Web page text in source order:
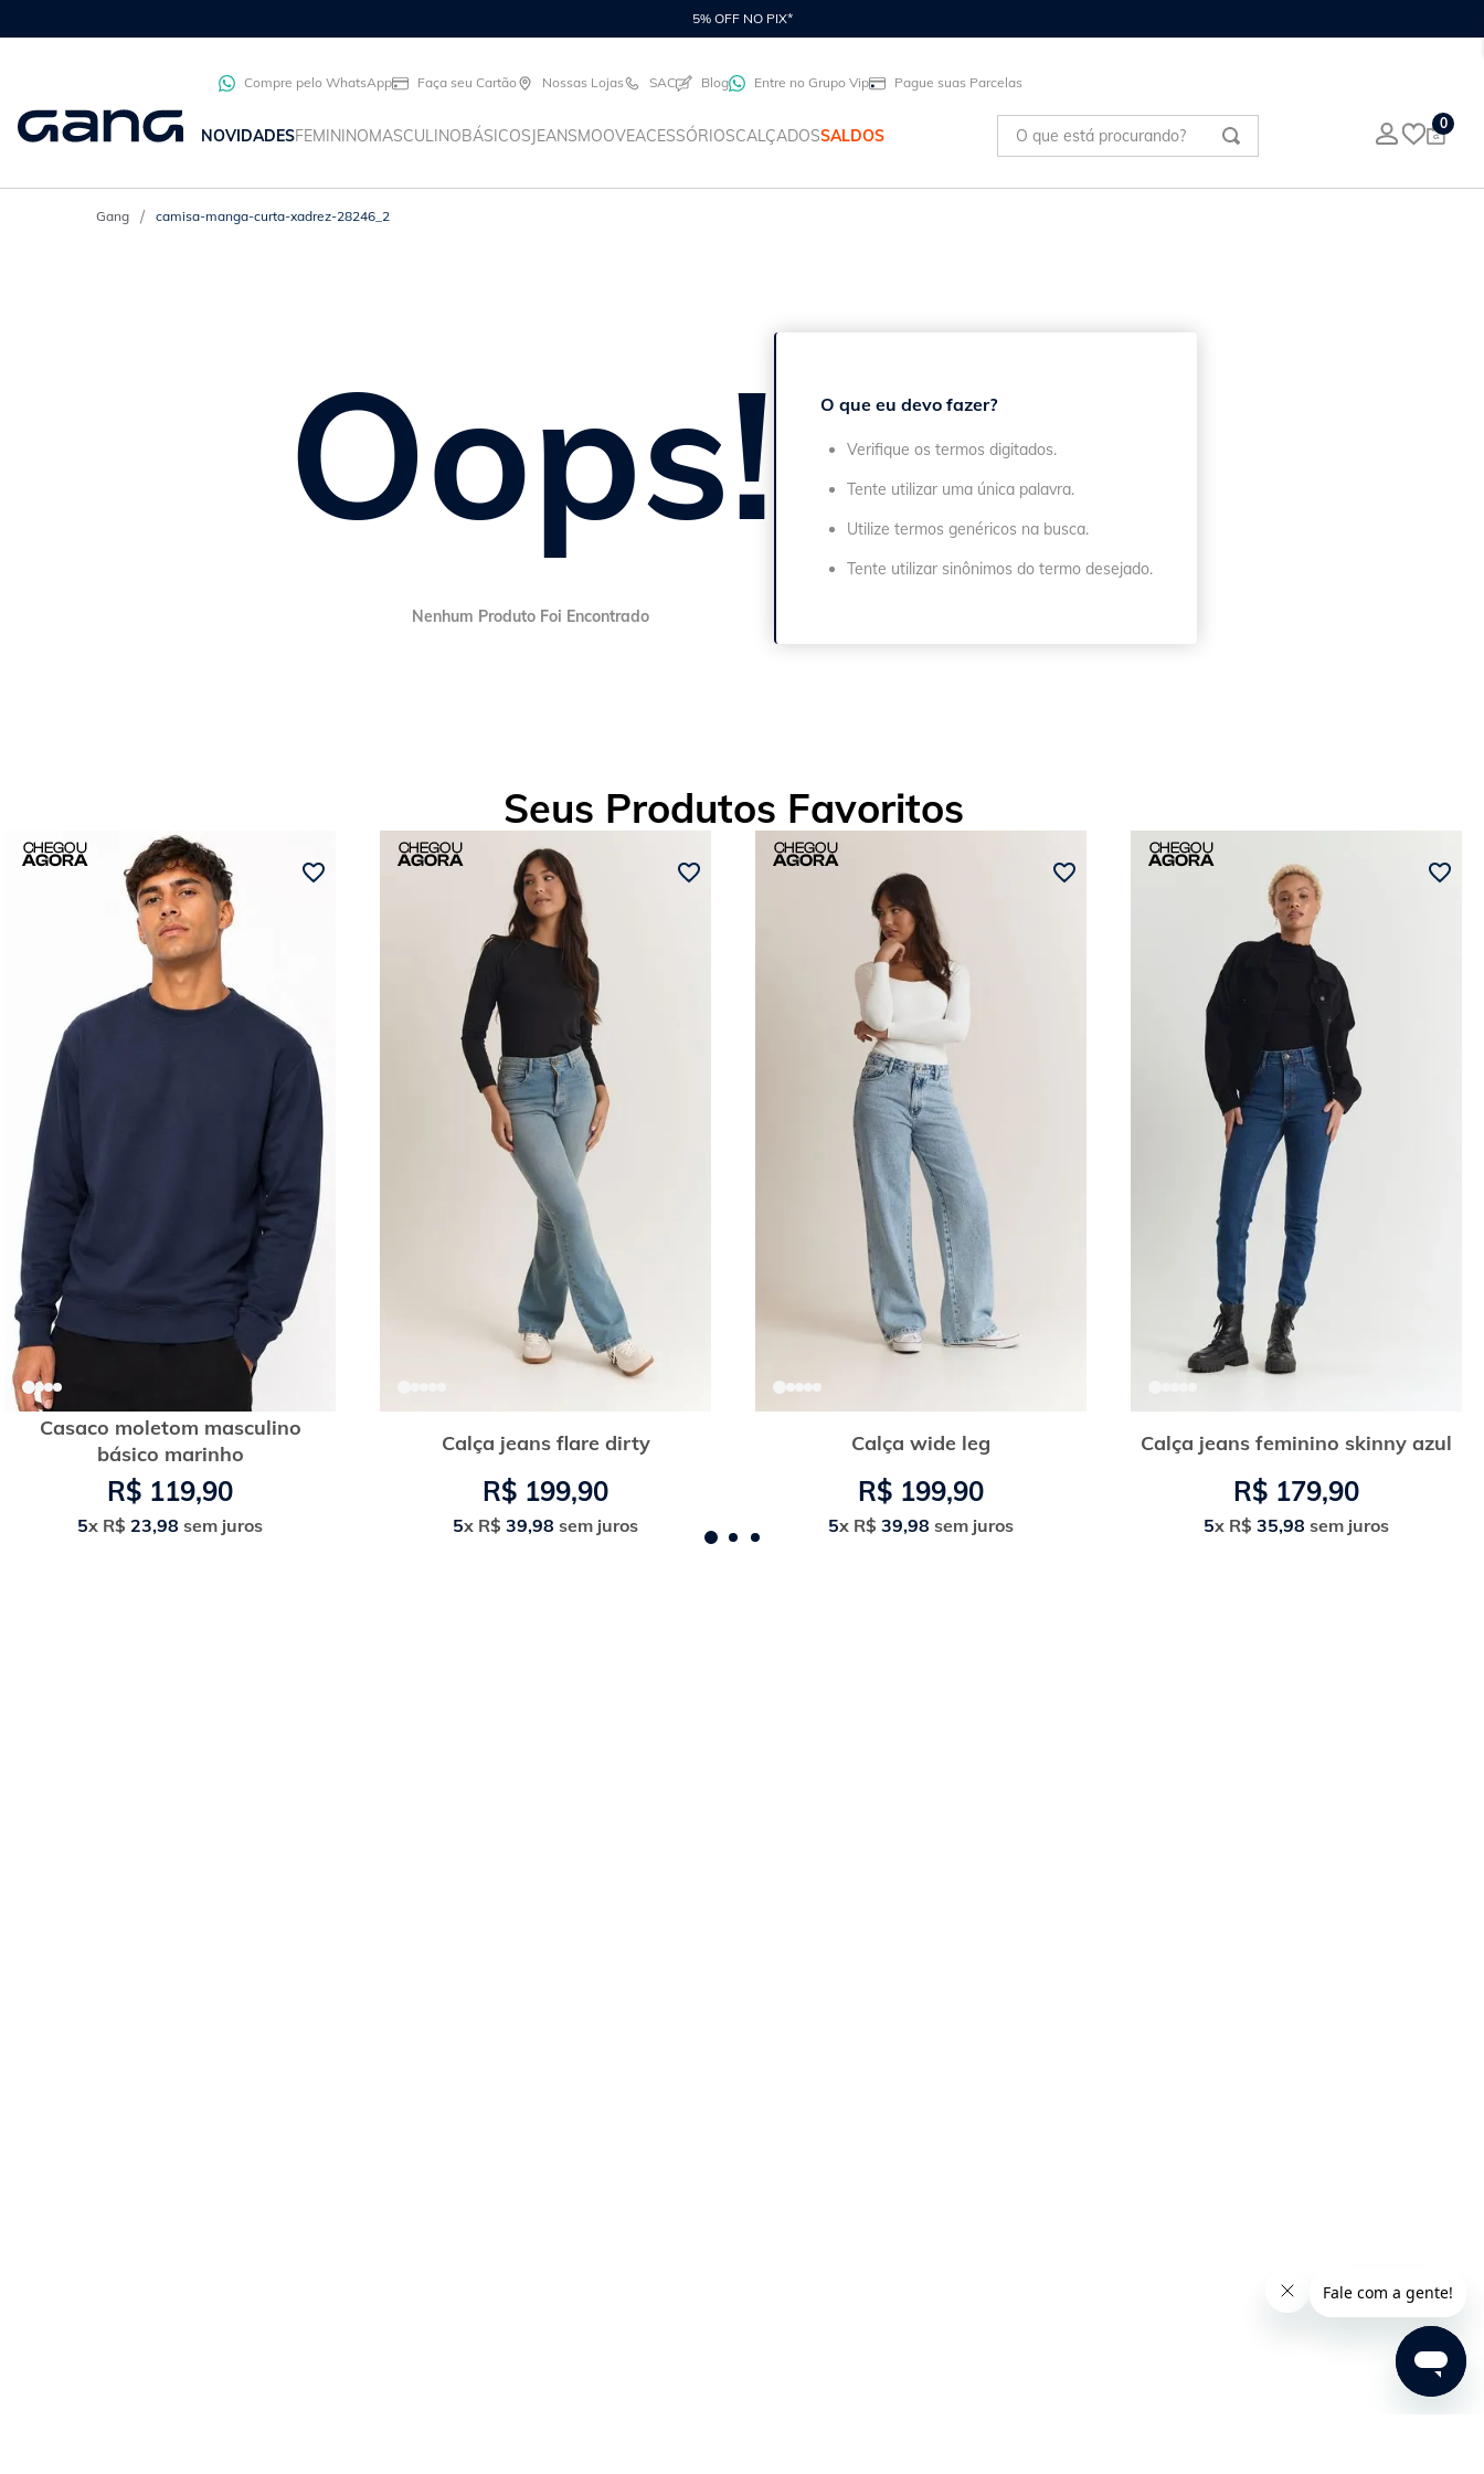
COMPRE ONLINE E RETIRE EM UMA DAS NOSSAS 90 LOJAS COM FRETE GRÁTIS!
Compre pelo WhatsApp Faça seu Cartão Nossas Lojas SAC Blog Entre no Grupo Vip Pague suas Parcelas
NOVIDADESFEMININOMASCULINOBÁSICOSJEANSMOOVEACESSÓRIOSCALÇADOSSALDOS
O que está procurando? 0
camisa-manga-curta-xadrez-28246_2
Oops! O que eu devo fazer?
Verifique os termos digitados.
Tente utilizar uma única palavra.
Utilize termos genéricos na busca.
Tente utilizar sinônimos do termo desejado.
Seus Produtos Favoritos
Casaco moletom masculino
básico marinho
R$ 119,90
5x R$ 23,98 sem juros
Calça jeans flare dirty
R$ 199,90
5x R$ 39,98 sem juros
Calça wide leg
R$ 199,90
5x R$ 39,98 sem juros
Calça jeans feminino skinny azul
R$ 179,90
5x R$ 35,98 sem juros